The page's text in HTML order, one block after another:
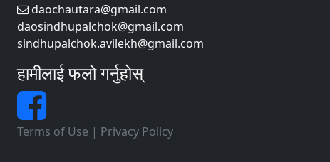
daochautara@gmail.com
daosindhupalchok@gmail.com
sindhupalchok.avilekh@gmail.com
हामीलाई फलो गर्नुहोस्
Terms of Use | Privacy Policy